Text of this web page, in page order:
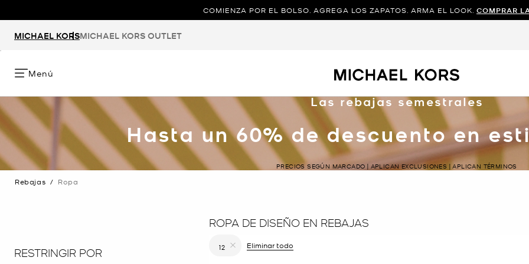
COMIENZA POR EL BOLSO. AGREGA LOS ZAPATOS. ARMA EL LOOK. COMPRAR
MICHAEL KORSMICHAEL KORS OUTLET
Menú
Las rebajas semestrales
Hasta un 60% de descuento en
PRECIOS SEGÚN MARCADO | APLICAN EXCLUSIONES | APLICAN TÉRMINOS
Rebajas / Ropa
RESTRINGIR POR
ROPA DE DISEÑO EN REBAJAS
12
Eliminar todo